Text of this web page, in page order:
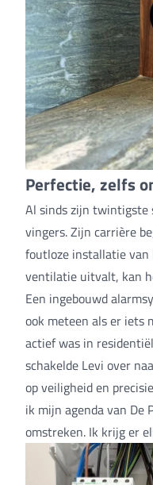
Perfectie, zelfs
Al sinds zijn twintigste
vingers. Zijn carrière
foutloze installatie van
ventilatie uitvalt, kan
Een ingebouwd
ook meteen als er iets
actief was in
schakelde Levi over
op veiligheid en
ik mijn agenda van De
omstreken. Ik krijg er